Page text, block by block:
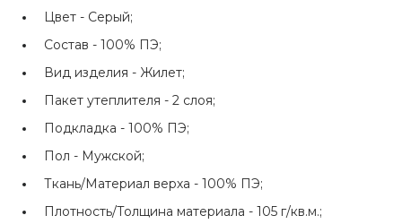
Цвет - Серый;
Состав - 100% ПЭ;
Вид изделия - Жилет;
Пакет утеплителя - 2 слоя;
Подкладка - 100% ПЭ;
Пол - Мужской;
Ткань/Материал верха - 100% ПЭ;
Плотность/Толщина материала - 105 г/кв.м.;